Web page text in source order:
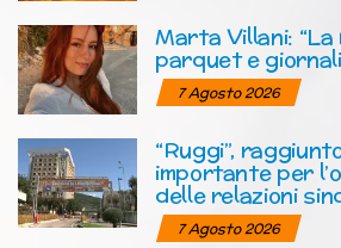
Marta Villani:
parquet e
7 Agosto 2026
“Ruggi”,
importante per
delle relazioni
7 Agosto 2026